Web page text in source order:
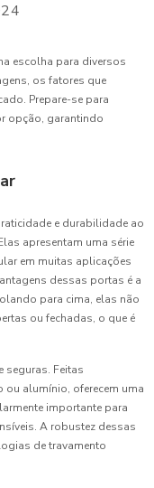
escolha para diversos
os fatores que
Prepare-se para
opção, garantindo
e durabilidade ao
apresentam uma série
em muitas aplicações
dessas portas é a
para cima, elas não
ou fechadas, o que é
seguras. Feitas
ou alumínio, oferecem uma
importante para
A robustez dessas
de travamento